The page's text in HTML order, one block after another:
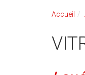
Accueil